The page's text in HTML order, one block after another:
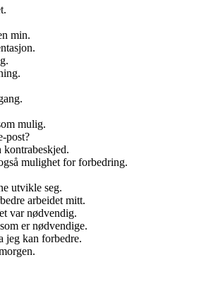
min.
mulig.
post?
mulighet for forbedring.
utvikle seg.
arbeidet mitt.
var nødvendig.
er nødvendige.
jeg kan forbedre.